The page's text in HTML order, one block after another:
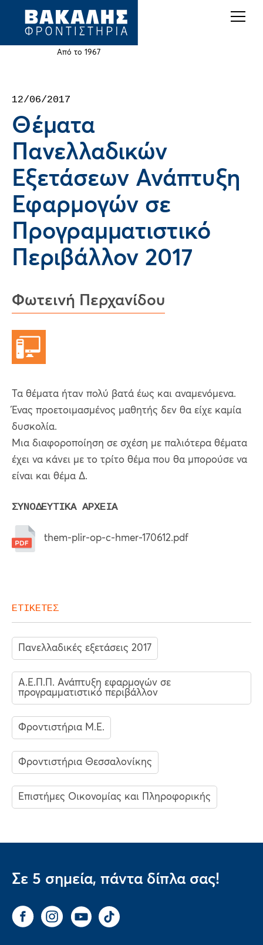
Jump
Από το 1967
top
12/06/2017
Θέματα
Πανελλαδικών
Εξετάσεων Ανάπτυξη
Εφαρμογών σε
Προγραμματιστικό
Περιβάλλον 2017
Φωτεινή Περχανίδου
Τα θέματα ήταν πολύ βατά έως και αναμενόμενα.
Ένας προετοιμασμένος μαθητής δεν θα είχε καμία
δυσκολία.
Μια διαφοροποίηση σε σχέση με παλιότερα θέματα
έχει να κάνει με το τρίτο θέμα που θα μπορούσε να
είναι και θέμα Δ.
ΣΥΝΟΔΕΥΤΙΚΑ ΑΡΧΕΙΑ
them-plir-op-c-hmer-170612.pdf
ΕΤΙΚΕΤΕΣ
Πανελλαδικές εξετάσεις 2017
Α.Ε.Π.Π. Ανάπτυξη εφαρμογών σε
προγραμματιστικό περιβάλλον
Φροντιστήρια Μ.Ε.
Φροντιστήρια Θεσσαλονίκης
Επιστήμες Οικονομίας και Πληροφορικής
Σε 5 σημεία, πάντα δίπλα σας!
FacebookInstagram
You Tube Tik Tok